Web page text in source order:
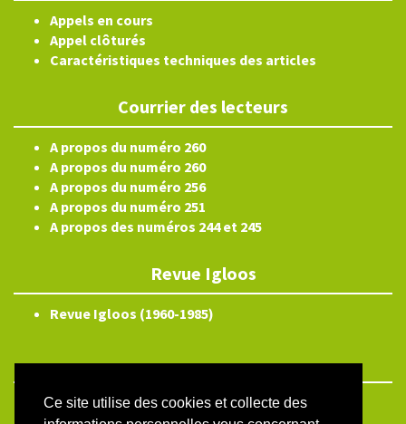
Ce site utilise des cookies et collecte des
Appels en cours
Appel clôturés
Caractéristiques techniques des articles
Courrier des lecteurs
A propos du numéro 260
A propos du numéro 260
A propos du numéro 256
A propos du numéro 251
A propos des numéros 244 et 245
Revue Igloos
Revue Igloos (1960-1985)
ISSN électronique 2804-3359